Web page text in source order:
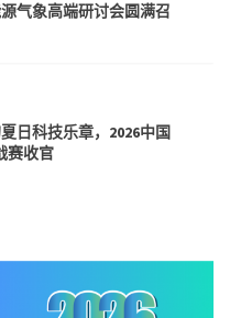
气象高端研讨会圆满召
日科技乐章，2026中国
赛收官